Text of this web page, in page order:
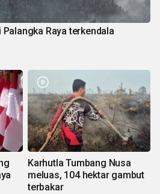
Raya terkendala
Karhutla Tumbang Nusa
meluas, 104 hektar gambut
terbakar